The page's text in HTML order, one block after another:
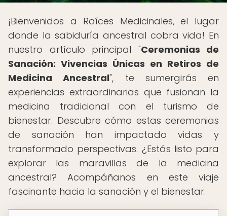
¡Bienvenidos a Raíces Medicinales, el lugar
donde la sabiduría ancestral cobra vida! En
nuestro artículo principal "Ceremonias de
Sanación: Vivencias Únicas en Retiros de
Medicina Ancestral", te sumergirás en
experiencias extraordinarias que fusionan la
medicina tradicional con el turismo de
bienestar. Descubre cómo estas ceremonias
de sanación han impactado vidas y
transformado perspectivas. ¿Estás listo para
explorar las maravillas de la medicina
ancestral? Acompáñanos en este viaje
fascinante hacia la sanación y el bienestar.